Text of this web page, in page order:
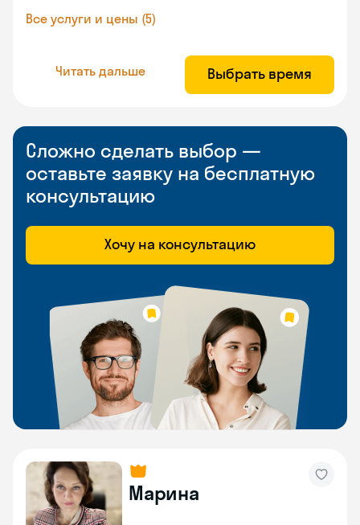
Все услуги и цены (5)
Читать дальше Выбрать время
Сложно сделать выбор —
оставьте заявку на бесплатную
консультацию
Хочу на консультацию
Марина